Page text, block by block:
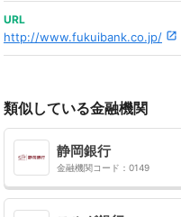
URL
http://www.fukuibank.co.jp/
類似している金融機関
静岡銀行
金融機関コード：0149